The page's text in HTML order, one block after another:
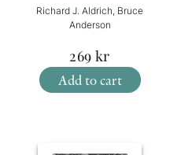
Richard J. Aldrich, Bruce
Anderson
269 kr
Add to cart